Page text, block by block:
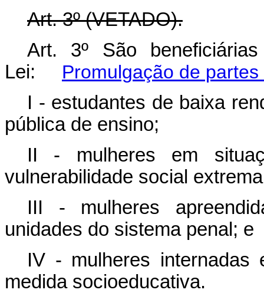
Art. 3º (VETADO).
Art. 3º São
Lei: Promulgação de
I - estudantes de baixa
pública de ensino;
II - mulheres em
vulnerabilidade social
III - mulheres
unidades do sistema penal; e
IV - mulheres internadas
medida socioeducativa.